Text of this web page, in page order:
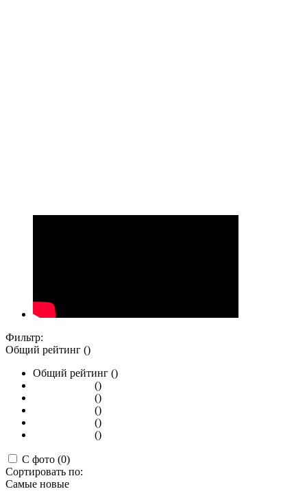
Фильтр:
Общий рейтинг ()
Общий рейтинг ()
()
()
()
()
()
С фото (0)
Сортировать по:
Самые новые